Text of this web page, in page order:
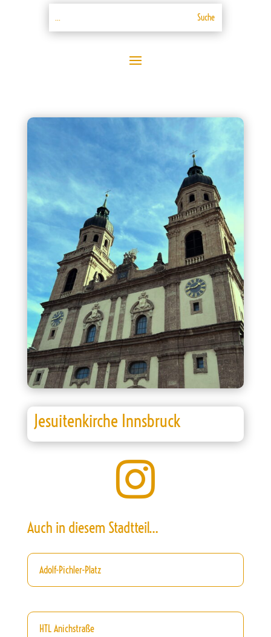
Jesuitenkirche Innsbruck

Auch in diesem Stadtteil…
Adolf-Pichler-Platz
HTL Anichstraße